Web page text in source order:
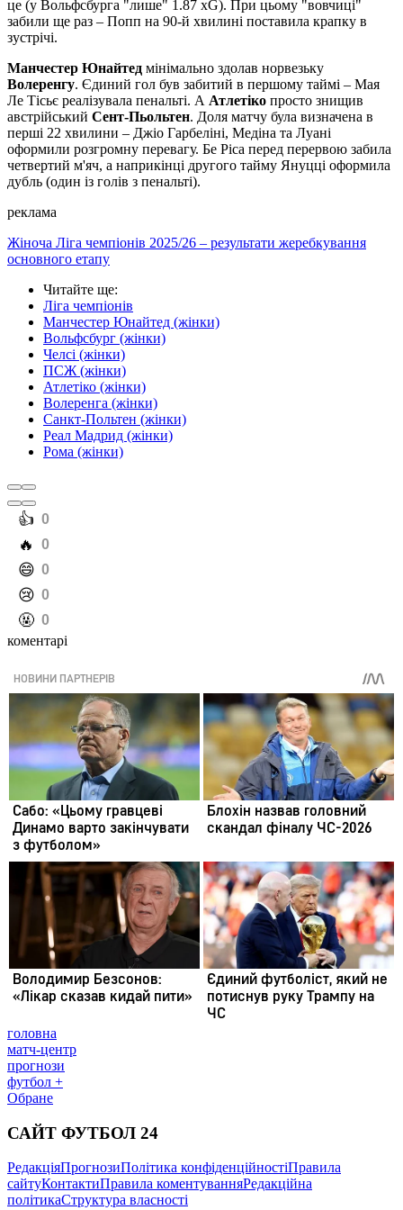
це (у Вольфсбурга "лише" 1.87 xG). При цьому "вовчиці"
забили ще раз – Попп на 90-й хвилині поставила крапку в
зустрічі.
Манчестер Юнайтед мінімально здолав норвезьку
Волеренгу. Єдиний гол був забитий в першому таймі – Мая
Ле Тісьє реалізувала пенальті. А Атлетіко просто знищив
австрійський Сент-Пьольтен. Доля матчу була визначена в
перші 22 хвилини – Джіо Гарбеліні, Медіна та Луані
оформили розгромну перевагу. Бе Ріса перед перервою забила
четвертий м'яч, а наприкінці другого тайму Януцці оформила
дубль (один із голів з пенальті).
реклама
Жіноча Ліга чемпіонів 2025/26 – результати жеребкування
основного етапу
Читайте ще:
Ліга чемпіонів
Манчестер Юнайтед (жінки)
Вольфсбург (жінки)
Челсі (жінки)
ПСЖ (жінки)
Атлетіко (жінки)
Волеренга (жінки)
Санкт-Польтен (жінки)
Реал Мадрид (жінки)
Рома (жінки)
️👍 0
️🔥 0
️😄 0
️😢 0
️🤬 0
коментарі
головна
матч-центр
прогнози
футбол +
Обране
САЙТ ФУТБОЛ 24
РедакціяПрогнозиПолітика конфіденційностіПравила
сайтуКонтактиПравила коментуванняРедакційна
політикаСтруктура власності